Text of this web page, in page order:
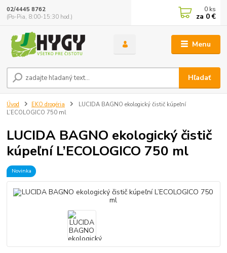
Menu
Hľadať
02/4445 8762
(Po-Pia, 8:00-15:30 hod.)
0 ks
za 0 €
Úvod EKO drogéria
LUCIDA BAGNO ekologický čistič kúpeľní
L’ECOLOGICO 750 ml
LUCIDA BAGNO ekologický čistič
kúpeľní L’ECOLOGICO 750 ml
Novinka